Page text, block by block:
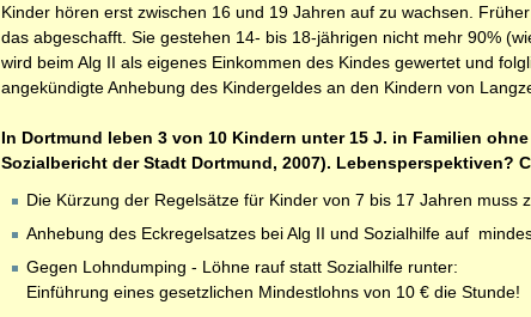
Kinder hören erst zwischen 16 und 19 Jahren auf zu wachsen.
das abgeschafft. Sie gestehen 14- bis 18-jährigen nicht mehr 90%
wird beim Alg II als eigenes Einkommen des Kindes gewertet und
angekündigte Anhebung des Kindergeldes an den Kindern von
In Dortmund leben 3 von 10 Kindern unter 15 J. in Familien
Sozialbericht der Stadt Dortmund, 2007). Lebensperspektiven?
Die Kürzung der Regelsätze für Kinder von 7 bis 17 Jahren muss
Anhebung des Eckregelsatzes bei Alg II und Sozialhilfe auf
Gegen Lohndumping - Löhne rauf statt Sozialhilfe runter:
Einführung eines gesetzlichen Mindestlohns von 10 € die Stunde!